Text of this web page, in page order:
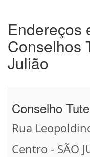
Endereços
Conselhos
Julião
Conselho
Rua
Centro - SÃO